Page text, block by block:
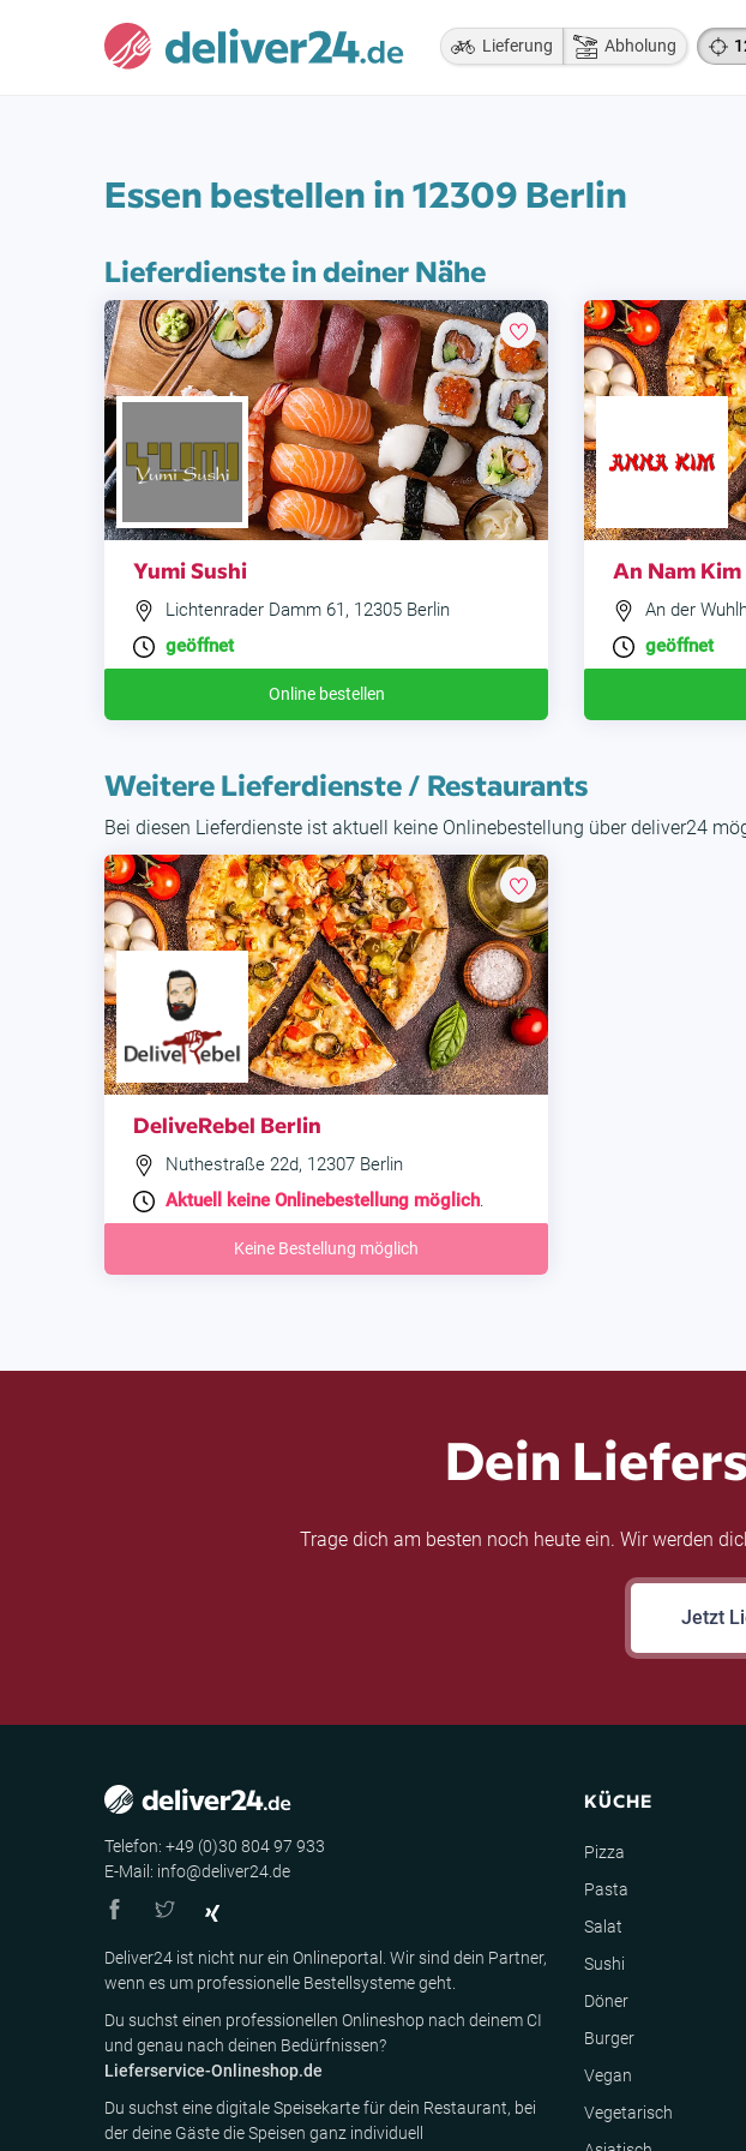
Lieferung Abholung
Essen bestellen in 12309 Berlin
Lieferdienste in deiner Nähe
Yumi Sushi
Lichtenrader Damm 61, 12305 Berlin
geöffnet
Online bestellen
An Nam Kim
An der
geöffnet
Weitere Lieferdienste / Restaurants
Bei diesen Lieferdienste ist aktuell keine Onlinebestellung über deliver24
DeliveRebel Berlin
Nuthestraße 22d, 12307 Berlin
Aktuell keine Onlinebestellung möglich.
Keine Bestellung möglich
Dein
Trage dich am besten noch heute ein. Wir werden
Jetzt
Telefon: +49 (0)30 804 97 933
E-Mail: info@deliver24.de
Deliver24 ist nicht nur ein Onlineportal. Wir sind dein Partner,
wenn es um professionelle Bestellsysteme geht.
Du suchst einen professionellen Onlineshop nach deinem CI
und genau nach deinen Bedürfnissen?
Lieferservice-Onlineshop.de
Du suchst eine digitale Speisekarte für dein Restaurant, bei
der deine Gäste die Speisen ganz individuell
KÜCHE
Pizza
Pasta
Salat
Sushi
Döner
Burger
Vegan
Vegetarisch